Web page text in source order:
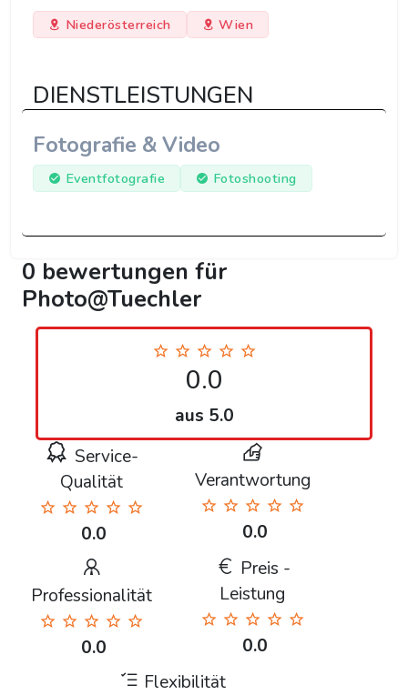
Niederösterreich Wien
DIENSTLEISTUNGEN
Fotografie & Video
Eventfotografie Fotoshooting
0 bewertungen für
Photo@Tuechler
0.0
aus 5.0
Service-
Qualität
0.0
Verantwortung
0.0
Professionalität
0.0
Preis -
Leistung
0.0
Flexibilität